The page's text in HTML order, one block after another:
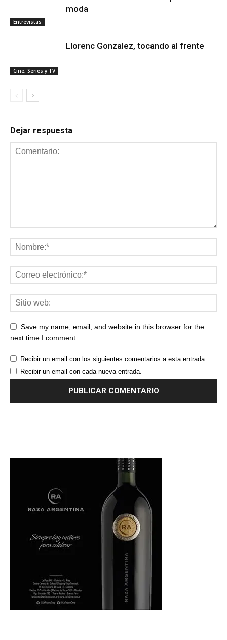
Entrevistas
moda
Cine, Series y TV
Llorenc Gonzalez, tocando al frente
Dejar respuesta
Save my name, email, and website in this browser for the
next time I comment.
Recibir un email con los siguientes comentarios a esta entrada.
Recibir un email con cada nueva entrada.